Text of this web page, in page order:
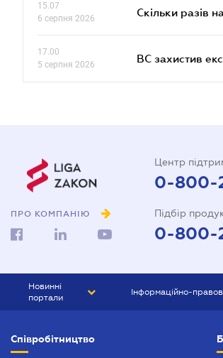
15.07
6 серпня 2026
Скільки разів
17.00
5 серпня 2026
ВС захистив
ПРО КОМПАНІЮ
Центр
0-800-
Підбір
0-800-
Новинні
портали
БІЗНЕС
Інформаційно-
Співробітництво